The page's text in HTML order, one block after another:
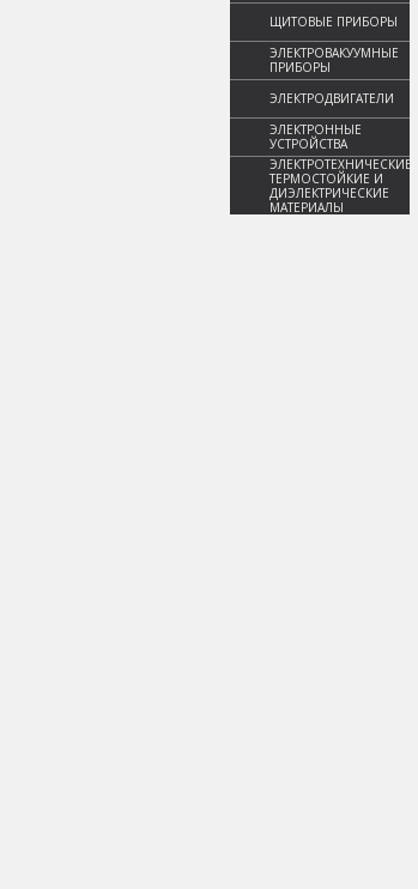
ЩИТОВЫЕ ПРИБОРЫ
ЭЛЕКТРОВАКУУМНЫЕ
ПРИБОРЫ
ЭЛЕКТРОДВИГАТЕЛИ
ЭЛЕКТРОННЫЕ
УСТРОЙСТВА
ЭЛЕКТРОТЕХНИЧЕСКИЕ,
ТЕРМОСТОЙКИЕ И
ДИЭЛЕКТРИЧЕСКИЕ
МАТЕРИАЛЫ